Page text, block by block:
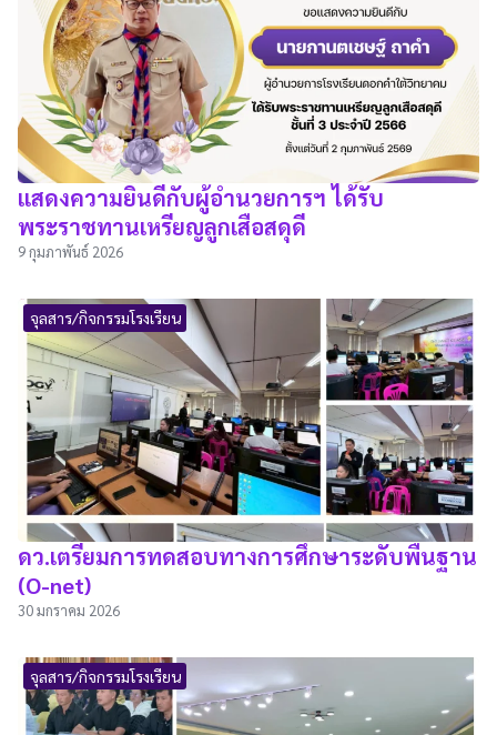
แสดงความยินดีกับผู้อำนวยการฯ ได้รับ
พระราชทานเหรียญลูกเสือสดุดี
9 กุมภาพันธ์ 2026
จุลสาร/กิจกรรมโรงเรียน
ดว.เตรียมการทดสอบทางการศึกษาระดับพื้นฐาน
(O-net)
30 มกราคม 2026
จุลสาร/กิจกรรมโรงเรียน